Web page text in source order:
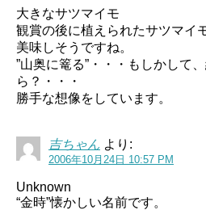
大きなサツマイモ
観賞の後に植えられたサツマイ
美味しそうですね。
”山奥に篭る”・・・もしかして
ら？・・・
勝手な想像をしています。
吉ちゃん より:
2006年10月24日 10:57 PM
Unknown
“金時”懐かしい名前です。